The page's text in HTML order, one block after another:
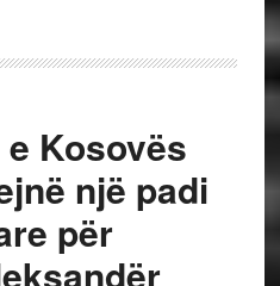
Kosovës
një padi
për